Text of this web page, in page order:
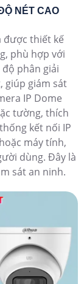
NÉT CAO
được thiết kế
phù hợp với
phân giải
giúp giám sát
IP Dome
tường, thích
kết nối IP
máy tính,
dùng. Đây là
sát an ninh.